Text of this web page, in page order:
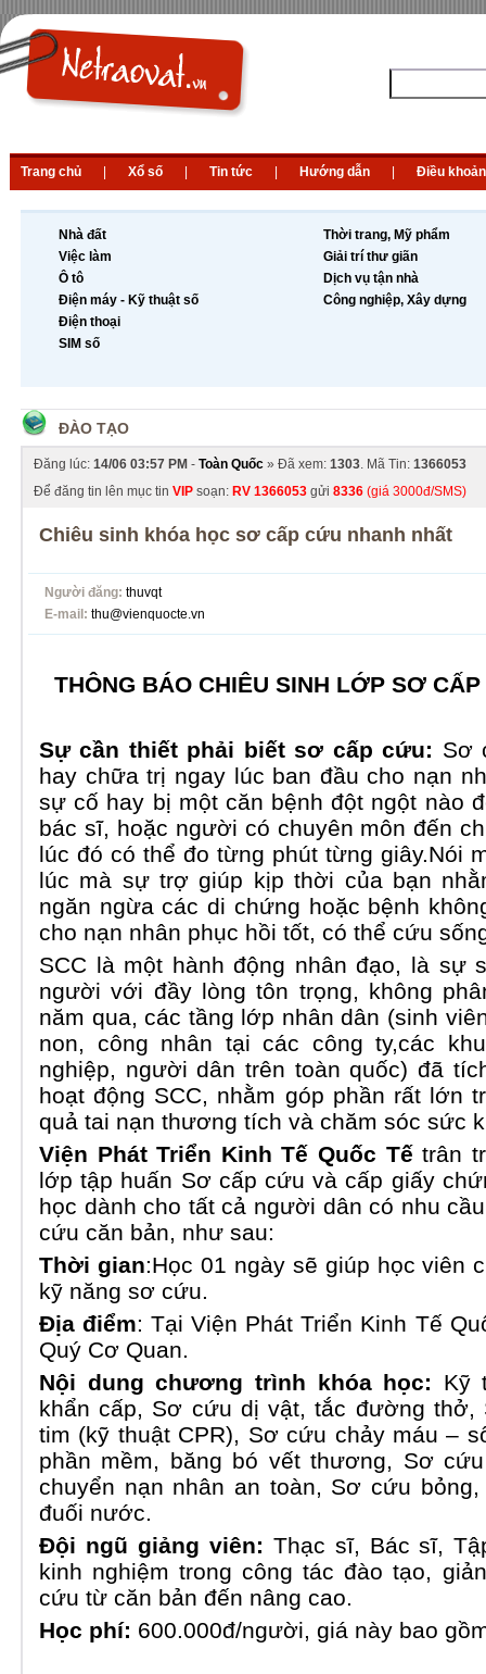
Trang chủ Xổ số Tin tức Hướng dẫn Điều khoản
Nhà đất
Việc làm
Ô tô
Điện máy - Kỹ thuật số
Điện thoại
SIM số
Thời trang, Mỹ phẩm
Giải trí thư giãn
Dịch vụ tận nhà
Công nghiệp, Xây dựng
ĐÀO TẠO
Đăng lúc: 14/06 03:57 PM - Toàn Quốc » Đã xem: 1303. Mã Tin: 1366053
Để đăng tin lên mục tin VIP soạn: RV 1366053 gửi 8336 (giá 3000đ/SMS)
Chiêu sinh khóa học sơ cấp cứu nhanh nhất
Người đăng: thuvqt
E-mail: thu@vienquocte.vn
THÔNG BÁO CHIÊU SINH LỚP SƠ
Sự cần thiết phải biết sơ cấp cứu: Sơ
hay chữa trị ngay lúc ban đầu cho nạn
sự cố hay bị một căn bệnh đột ngột nào
bác sĩ, hoặc người có chuyên môn đến
lúc đó có thể đo từng phút từng giây.Nói
lúc mà sự trợ giúp kịp thời của bạn
ngăn ngừa các di chứng hoặc bệnh
cho nạn nhân phục hồi tốt, có thể cứu
SCC là một hành động nhân đạo, là sự
người với đầy lòng tôn trọng, không
năm qua, các tầng lớp nhân dân (sinh
non, công nhân tại các công ty,các
nghiệp, người dân trên toàn quốc) đã
hoạt động SCC, nhằm góp phần rất lớn
quả tai nạn thương tích và chăm sóc sức
Viện Phát Triển Kinh Tế Quốc Tếtrân
lớp tập huấn Sơ cấp cứu và cấp giấy
học dành cho tất cả người dân có nhu
cứu căn bản, như sau:
Thời gian:Học 01 ngày sẽ giúp học viên
kỹ năng sơ cứu.
Địa điểm: Tại Viện Phát Triển Kinh Tế
Quý Cơ Quan.
Nội dung chương trình khóa học: Kỹ
khẩn cấp, Sơ cứu dị vật, tắc đường
tim (kỹ thuật CPR), Sơ cứu chảy máu –
phần mềm, băng bó vết thương, Sơ
chuyển nạn nhân an toàn, Sơ cứu
đuối nước.
Đội ngũ giảng viên: Thạc sĩ, Bác sĩ,
kinh nghiệm trong công tác đào tạo,
cứu từ căn bản đến nâng cao.
Học phí: 600.000đ/người, giá này bao